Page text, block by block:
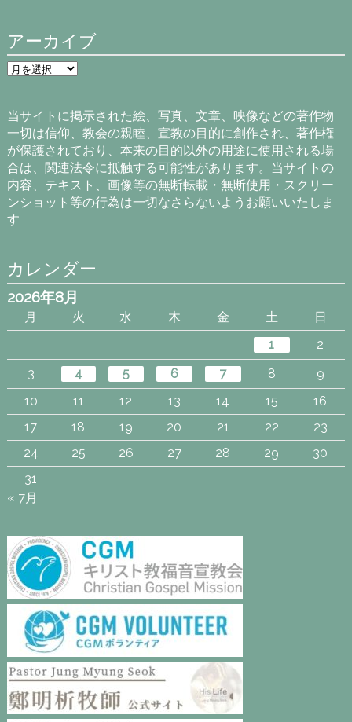
アーカイブ
ア
ー
ブ
当サイトに掲示された絵、写真、文章、映像などの著作物
一切は信仰、教会の親睦、宣教の目的に創作され、著作権
が保護されており、本来の目的以外の用途に使用される場
合は、関連法令に抵触する可能性があります。当サイトの
内容、テキスト、画像等の無断転載・無断使用・スクリー
ンショット等の行為は一切なさらないようお願いいたしま
す
カレンダー
2026年8月
月 火 水 木 金 土
日
1
2
3
4 5 6 7 8
9
10
11 12 13 14 15
16
17
18 19 20 21 22
23
24
25 26 27 28 29
30
31
« 7月